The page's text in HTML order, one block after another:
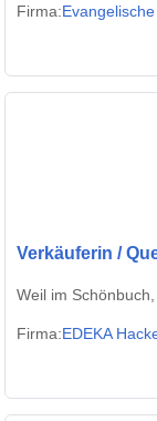
Firma:
Verkäuferin /
Weil im
Firma:EDEKA